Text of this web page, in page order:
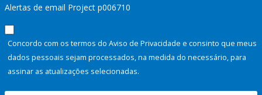
Alertas de email Project p006710
Concordo com os termos do Aviso de Privacidade e consinto que meus
dados pessoais sejam processados, na medida do necessário, para
assinar as atualizações selecionadas.